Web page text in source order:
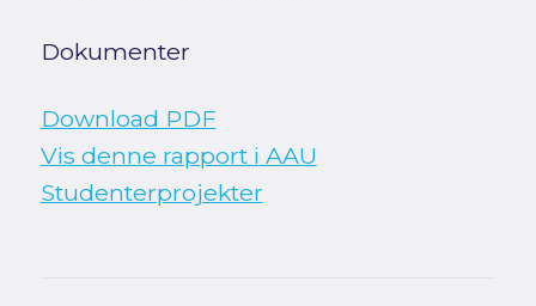
Dokumenter
Download PDF
Vis denne rapport i AAU
Studenterprojekter